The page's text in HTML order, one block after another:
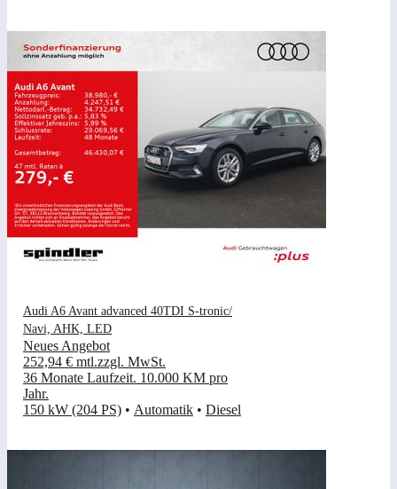
Audi A6 Avant advanced 40TDI S-tronic/
Navi, AHK, LED
Neues Angebot
252,94 € mtl.zzgl. MwSt.
36 Monate Laufzeit. 10.000 KM pro
Jahr.
150 kW (204 PS) • Automatik • Diesel